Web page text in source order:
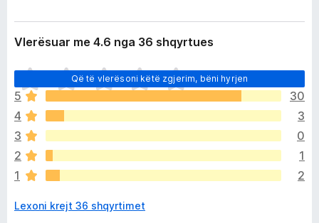
Vlerësuar me 4.6 nga 36 shqyrtues
Që të vlerësoni këtë zgjerim, bëni hyrjen
E
n
d
e
p
a
v
l
r
5
30
4
3
3
0
2
1
1
2
Lexoni krejt 36 shqyrtimet